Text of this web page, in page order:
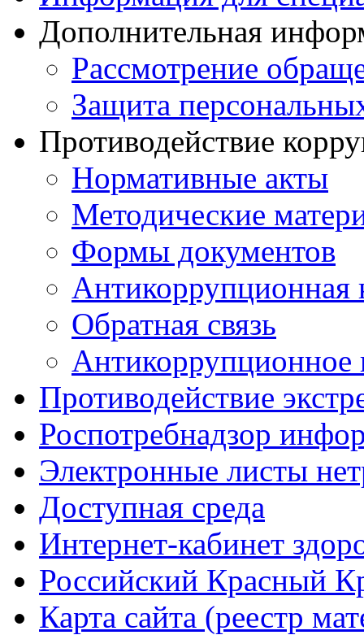
Дополнительная
Рассмотрение
Защита
Противодействие
Нормативные акты
Методические
Формы документов
Антикоррупционная
Обратная связь
Антикоррупционное
Противодействие
Роспотребнадзор
Электронные листы
Доступная среда
Интернет-кабинет
Российский Красный
Карта сайта (реестр